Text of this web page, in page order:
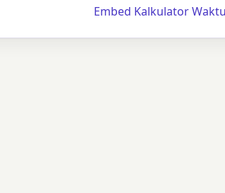
Embed Kalkulator